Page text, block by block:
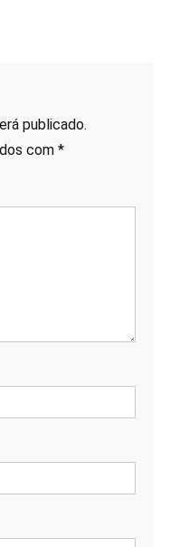
publicado.
com *